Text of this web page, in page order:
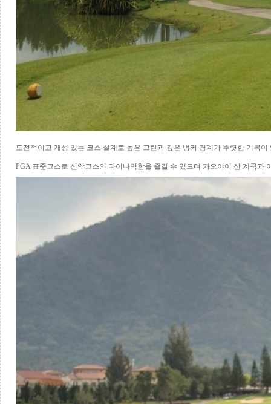
도전적이고 개성 있는 코스 설계로 높은 그린과 깊은 벙커 경계가 뚜렷한 기복
PGA 표준코스로 산악코스의 다이나믹함을 즐길 수 있으며 카오야이 산 계곡